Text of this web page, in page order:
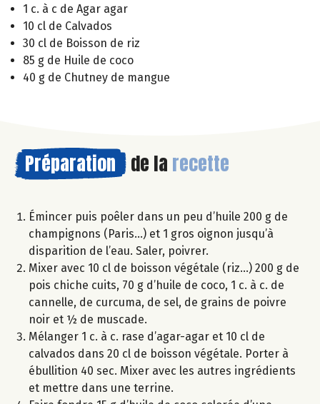
1 c. à c de Agar agar
10 cl de Calvados
30 cl de Boisson de riz
85 g de Huile de coco
40 g de Chutney de mangue
Préparation de la recette
Émincer puis poêler dans un peu d’huile 200 g de
champignons (Paris…) et 1 gros oignon jusqu’à
disparition de l’eau. Saler, poivrer.
Mixer avec 10 cl de boisson végétale (riz…) 200 g de
pois chiche cuits, 70 g d’huile de coco, 1 c. à c. de
cannelle, de curcuma, de sel, de grains de poivre
noir et ½ de muscade.
Mélanger 1 c. à c. rase d’agar-agar et 10 cl de
calvados dans 20 cl de boisson végétale. Porter à
ébullition 40 sec. Mixer avec les autres ingrédients
et mettre dans une terrine.